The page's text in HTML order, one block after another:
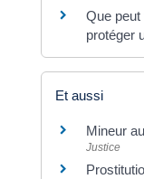
Que peut
protéger
Et aussi
Mineur
Justice